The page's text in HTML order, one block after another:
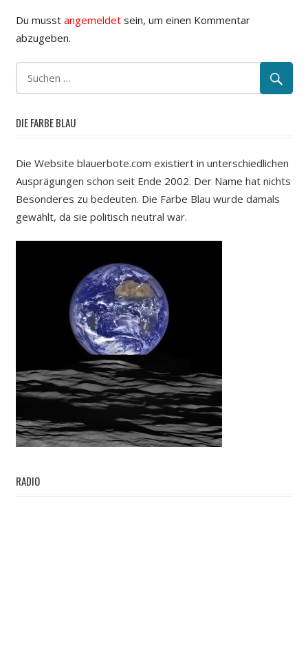
Du musst angemeldetsein, um einen Kommentar
abzugeben.
DIE FARBE BLAU
Die Website blauerbote.com existiert in unterschiedlichen
Ausprägungen schon seit Ende 2002. Der Name hat nichts
Besonderes zu bedeuten. Die Farbe Blau wurde damals
gewählt, da sie politisch neutral war.
RADIO